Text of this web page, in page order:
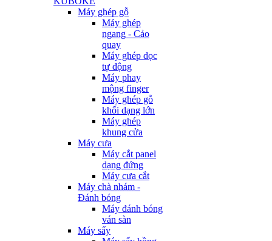
Máy ghép gỗ
Máy ghép
ngang - Cảo
quay
Máy ghép dọc
tự động
Máy phay
mộng finger
Máy ghép gỗ
khối dạng lớn
Máy ghép
khung cửa
Máy cưa
Máy cắt panel
dạng đứng
Máy cưa cắt
Máy chà nhám -
Đánh bóng
Máy đánh bóng
ván sàn
Máy sấy